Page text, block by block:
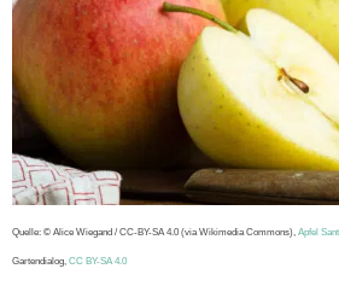
Quelle: © Alice Wiegand / CC-BY-SA 4.0 (via Wikimedia Commons), Apfel
Gartendialog, CC BY-SA 4.0